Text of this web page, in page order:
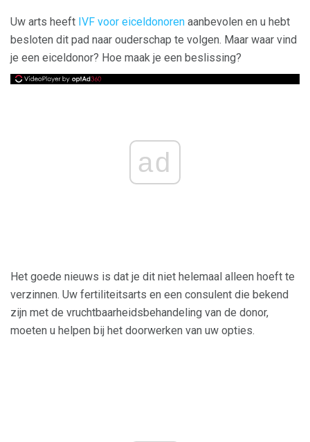
Uw arts heeft IVF voor eiceldonoren aanbevolen en u hebt
besloten dit pad naar ouderschap te volgen. Maar waar vind
je een eiceldonor? Hoe maak je een beslissing?
ad
Het goede nieuws is dat je dit niet helemaal alleen hoeft te
verzinnen. Uw fertiliteitsarts en een consulent die bekend
zijn met de vruchtbaarheidsbehandeling van de donor,
moeten u helpen bij het doorwerken van uw opties.